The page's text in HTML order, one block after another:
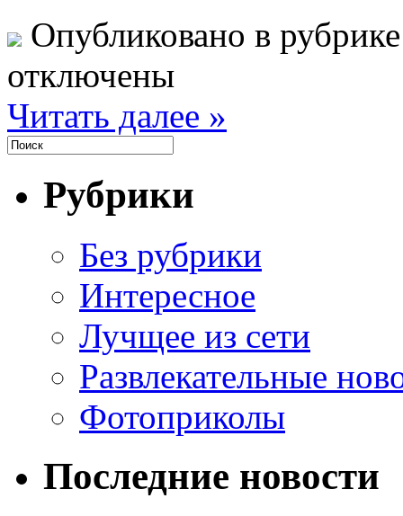
Опубликовано в
отключены
Читать далее »
Рубрики
Без рубрики
Интересное
Лучщее из сети
Развлекательные
Фотоприколы
Последние новости